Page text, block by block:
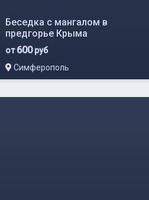
Беседка с мангалом в
предгорье Крыма
от600руб
Симферополь